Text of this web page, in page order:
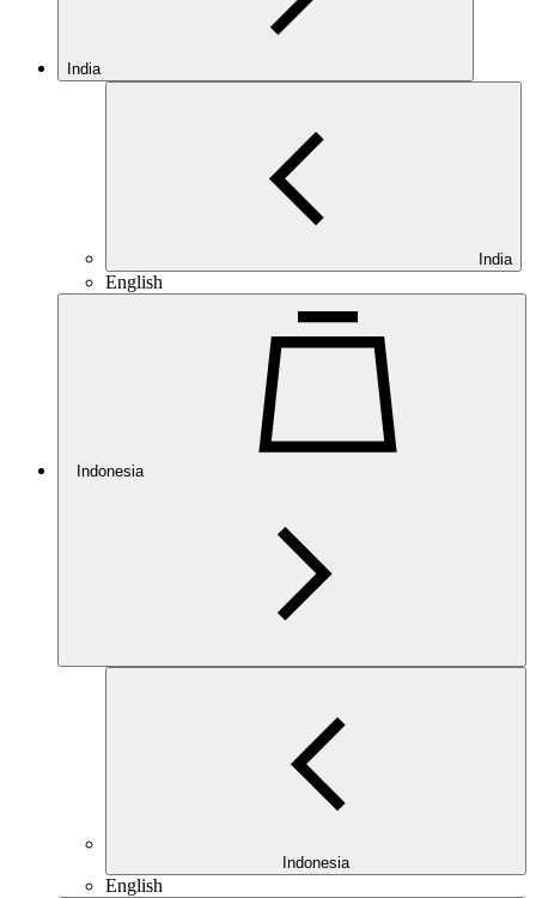
India
India
English
Indonesia
Indonesia
English